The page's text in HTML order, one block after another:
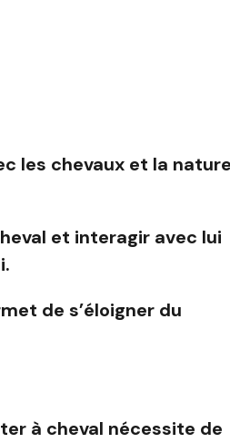
les chevaux et la
et interagir avec lui
de s’éloigner du
à cheval nécessite de